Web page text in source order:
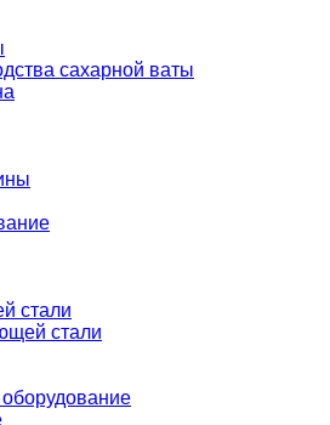
сахарной ваты
стали
стали